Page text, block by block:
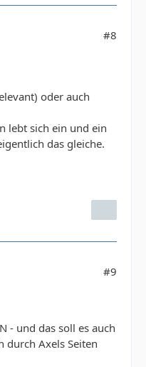
#8
oder auch
lebt sich ein und ein
das gleiche.
#9
- und das soll es auch
Axels Seiten